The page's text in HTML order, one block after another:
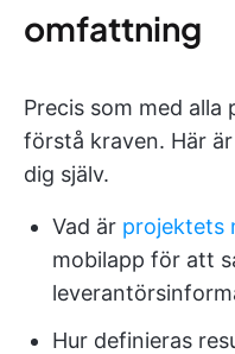
omfattning
Precis som med alla
förstå kraven. Här
dig själv.
Vad är projektets
mobilapp för att
Hur definieras